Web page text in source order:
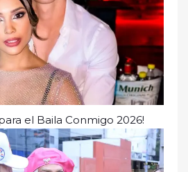
el Baila Conmigo 2026!